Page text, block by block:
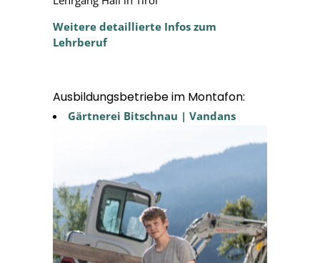
Weitere detaillierte Infos zum
Lehrberuf
Ausbildungsbetriebe im Montafon:
Gärtnerei Bitschnau | Vandans